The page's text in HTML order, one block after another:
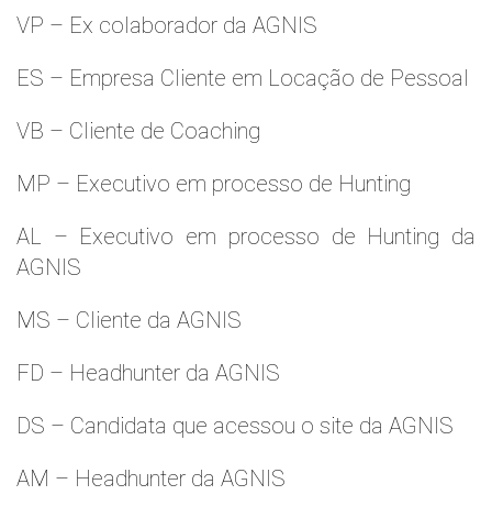
VP – Ex colaborador da AGNIS
ES – Empresa Cliente em Locação de Pessoal
VB – Cliente de Coaching
MP – Executivo em processo de Hunting
AL – Executivo em processo de Hunting da
AGNIS
MS – Cliente da AGNIS
FD – Headhunter da AGNIS
DS – Candidata que acessou o site da AGNIS
AM – Headhunter da AGNIS